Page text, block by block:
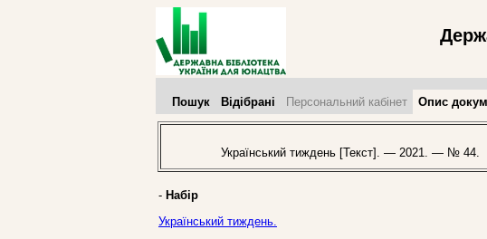
Пошук Відібрані Персональний кабінет Опис
Український тиждень [Текст]. — 2021. — № 44.
- Набір
Український тиждень.